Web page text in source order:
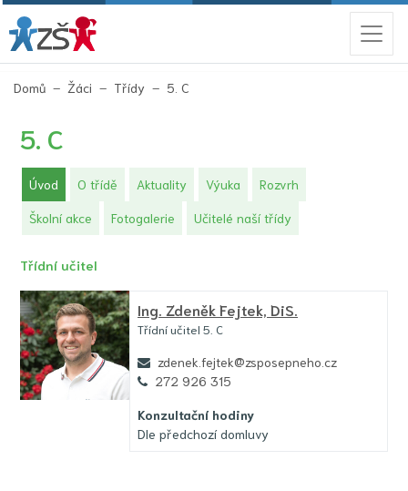
Domů Žáci Třídy 5. C
5. C
Úvod (aktuální)
O třídě Aktuality Výuka Rozvrh
Školní akce Fotogalerie Učitelé naší třídy
Třídní učitel
Ing. Zdeněk Fejtek, DiS.
Třídní učitel 5. C
zdenek.fejtek@zsposepneho.cz
272 926 315
Konzultační hodiny
Dle předchozí domluvy